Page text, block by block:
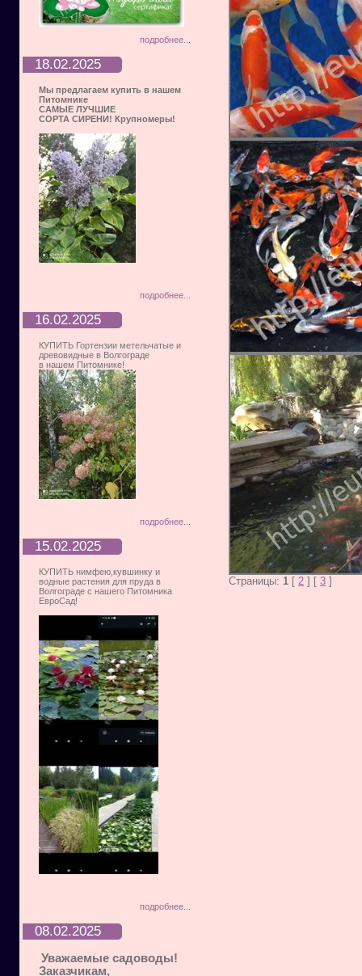
подробнее...
18.02.2025
Мы предлагаем купить в нашем
Питомнике
САМЫЕ ЛУЧШИЕ
СОРТА СИРЕНИ! Крупномеры!
подробнее...
16.02.2025
КУПИТЬ Гортензии метельчатые и
древовидные в Волгограде
в нашем Питомнике!
подробнее...
15.02.2025
КУПИТЬ нимфею,кувшинку и
водные растения для пруда в
Волгограде с нашего Питомника
ЕвроСад!
подробнее...
08.02.2025
Уважаемые садоводы!
Заказчикам,
Страницы: 1 [ 2 ] [ 3 ]